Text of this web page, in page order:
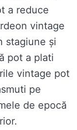
a reduce
vintage
stagiune și
pot a plati
vintage pot
pe
de epocă